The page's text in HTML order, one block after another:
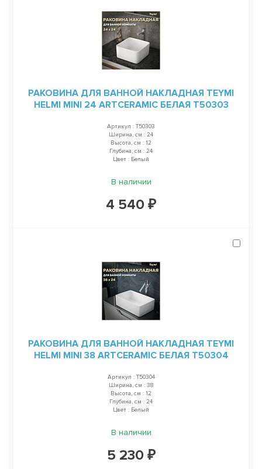
РАКОВИНА ДЛЯ ВАННОЙ НАКЛАДНАЯ TEYMI
HELMI MINI 24 ARTCERAMIC БЕЛАЯ T50303
Артикул : T50303
Ширина, см : 24
Высота, см : 12
Глубина, см : 24
Цвет : Белый
В наличии
4 540 ₽
РАКОВИНА ДЛЯ ВАННОЙ НАКЛАДНАЯ TEYMI
HELMI MINI 38 ARTCERAMIC БЕЛАЯ T50304
Артикул : T50304
Ширина, см : 38
Высота, см : 12
Глубина, см : 24
Цвет : Белый
В наличии
5 230 ₽